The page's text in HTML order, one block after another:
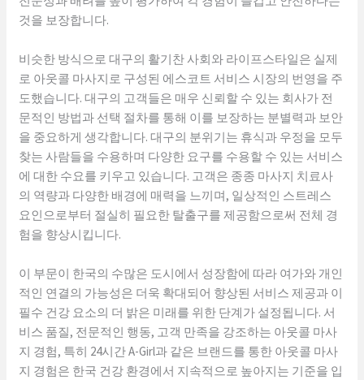
것을 보장합니다.
비슷한 방식으로 대구의 활기찬 사회와 라이프스타일은 실제
로 아웃콜 마사지로 구성된 에스코트 서비스 시장의 번영을 주
도했습니다. 대구의 고객들은 매우 신뢰할 수 있는 회사가 전
문적인 방법과 선택 절차를 통해 이를 보장하는 분별력과 보안
을 중요하게 생각합니다. 대구의 분위기는 휴식과 우정을 모두
찾는 사람들을 수용하며 다양한 요구를 수용할 수 있는 서비스
에 대한 수요를 키우고 있습니다. 고객은 종종 마사지 치료사
의 역량과 다양한 배경에 매력을 느끼며, 일상적인 스트레스
요인으로부터 절실히 필요한 탈출구를 제공함으로써 전체 경
험을 향상시킵니다.
이 부문이 한국의 수많은 도시에서 성장함에 따라 여가와 개인
적인 연결의 가능성은 더욱 확대되어 향상된 서비스 제공과 이
필수 건강 요소의 더 밝은 미래를 위한 단계가 설정됩니다. 서
비스 품질, 전문적인 행동, 고객 만족을 강조하는 아웃콜 마사
지 경험, 특히 24시간 A-Girl과 같은 브랜드를 통한 아웃콜 마사
지 경험은 한국 건강 환경에서 지속적으로 높아지는 기준을 입